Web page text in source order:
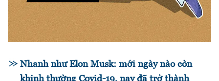
Nhanh như Elon Musk: mới ngày nào còn
khinh thường Covid-19, nay đã trở thành